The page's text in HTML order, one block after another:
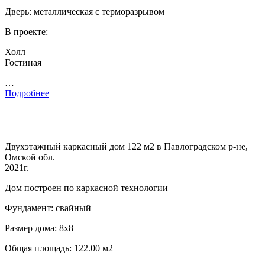
Дверь: металлическая с терморазрывом
В проекте:
Холл
Гостиная
…
Подробнее
Двухэтажный каркасный дом 122 м2 в Павлоградском р-не,
Омской обл.
2021г.
Дом построен по каркасной технологии
Фундамент: свайный
Размер дома: 8х8
Общая площадь: 122.00 м2